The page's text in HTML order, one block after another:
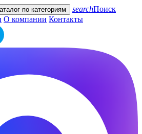
по категориям searchПоиск
О компании Контакты